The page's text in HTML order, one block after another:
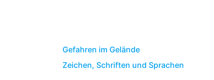
Gefahren im Gelände
Zeichen, Schriften und Sprachen